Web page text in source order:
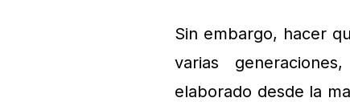
Sin embargo, hacer
varias
elaborado desde la